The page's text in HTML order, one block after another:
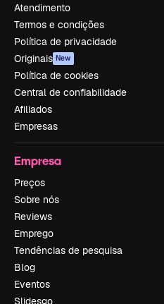
Atendimento
Termos e condições
Política de privacidade
Originais New
Política de cookies
Central de confiabilidade
Afiliados
Empresas
Empresa
Preços
Sobre nós
Reviews
Emprego
Tendências de pesquisa
Blog
Eventos
Slidesgo